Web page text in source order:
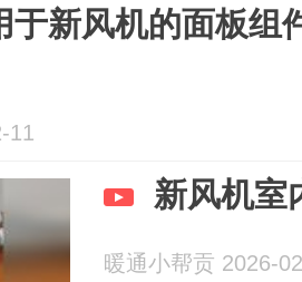
于新风机的面板组
11
新风机室
暖通小帮贡 2026-